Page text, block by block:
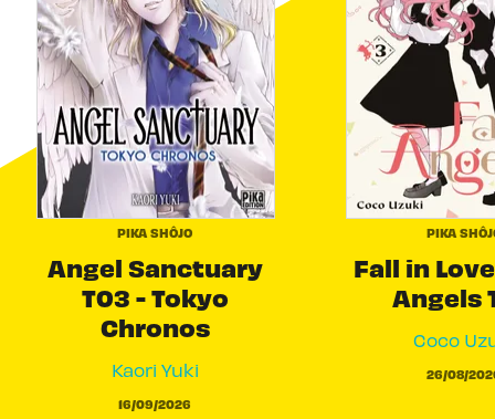
PIKA SHÔJO
Angel Sanctuary
T03 - Tokyo
Chronos
Kaori Yuki
16/09/2026
PIKA
Fall in
Angels
Coco
26/08/